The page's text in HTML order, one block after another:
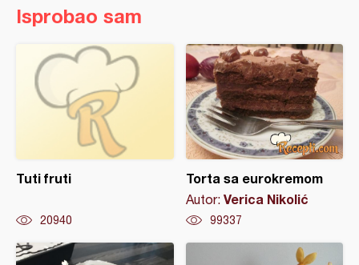
Isprobao sam
Tuti fruti
20940
Torta sa eurokremom
Autor: Verica Nikolić
99337